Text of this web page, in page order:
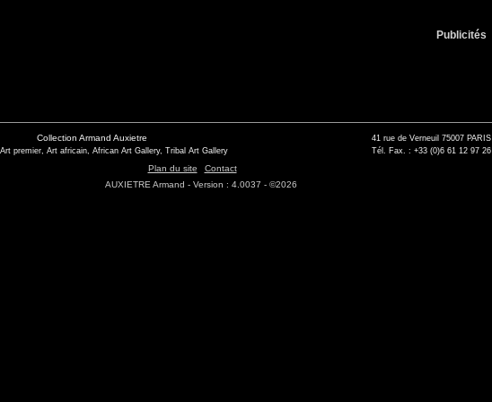
Publicités
Collection Armand Auxietre
premier, Art africain, African Art Gallery, Tribal Art Gallery
41 rue de Verneuil 75007 PARIS
Tél. Fax. : +33 (0)6 61 12 97 26
Plan du site
Contact
AUXIETRE Armand - Version : 4.0037 - ©2026